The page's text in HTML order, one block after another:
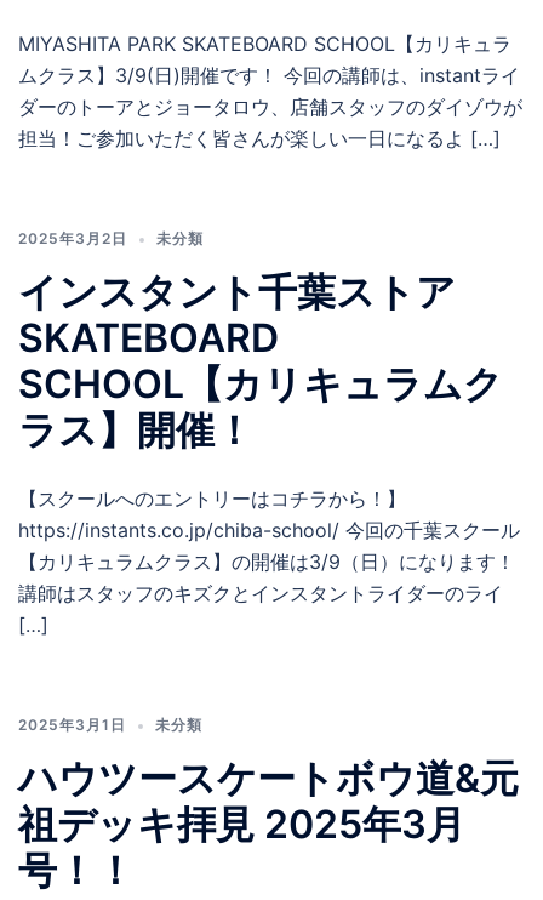
MIYASHITA PARK SKATEBOARD SCHOOL【カリキュラ
ムクラス】3/9(日)開催です！ 今回の講師は、instantライ
ダーのトーアとジョータロウ、店舗スタッフのダイゾウが
担当！ご参加いただく皆さんが楽しい一日になるよ […]
2025年3月2日 未分類
インスタント千葉ストア
SKATEBOARD
SCHOOL【カリキュラムク
ラス】開催！
【スクールへのエントリーはコチラから！】
https://instants.co.jp/chiba-school/ 今回の千葉スクール
【カリキュラムクラス】の開催は3/9（日）になります！
講師はスタッフのキズクとインスタントライダーのライ
[…]
2025年3月1日 未分類
ハウツースケートボウ道&元
祖デッキ拝見 2025年3月
号！！